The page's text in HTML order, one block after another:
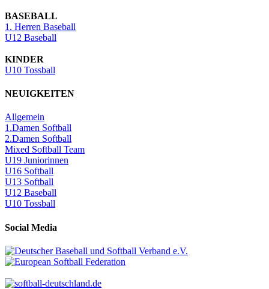
BASEBALL
1. Herren Baseball
U12 Baseball
KINDER
U10 Tossball
NEUIGKEITEN
Allgemein
1.Damen Softball
2.Damen Softball
Mixed Softball Team
U19 Juniorinnen
U16 Softball
U13 Softball
U12 Baseball
U10 Tossball
Social Media